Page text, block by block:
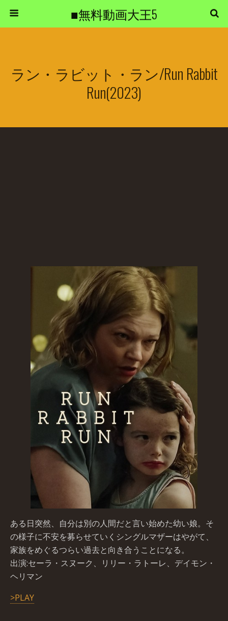
■無料動画大王5
ラン・ラビット・ラン/Run Rabbit
Run(2023)
ある日突然、自分は別の人間だと言い始めた幼い娘。そ
の様子に不安を募らせていくシングルマザーはやがて、
家族をめぐるつらい過去と向き合うことになる。
出 演 :セーラ・スヌーク、リリー・ラトーレ、デイモン・
ヘリマン
>PLAY